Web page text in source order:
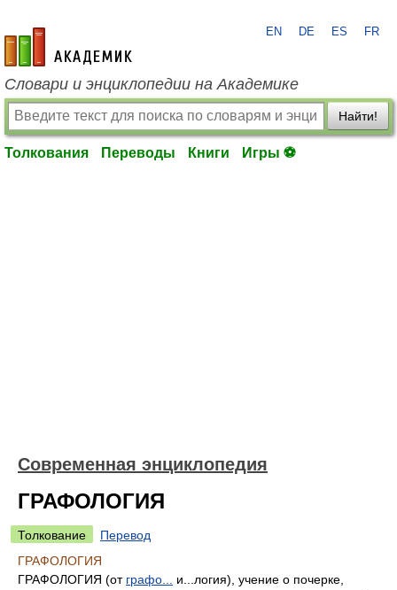
academic.ru
EN DE ES FR
Словари и энциклопедии на Академике
Найти!
Толкования Переводы Книги Игры ⚽
Современная энциклопедия
ГРАФОЛОГИЯ
Толкование
Перевод
ГРАФОЛОГИЯ
ГРАФОЛОГИЯ (от графо...
и...логия), учение о почерке,